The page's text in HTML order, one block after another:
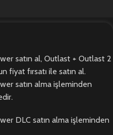
satın al, Outlast + Outlast 2
fiyat fırsatı ile satın al.
satın alma işleminden
DLC satın alma işleminden